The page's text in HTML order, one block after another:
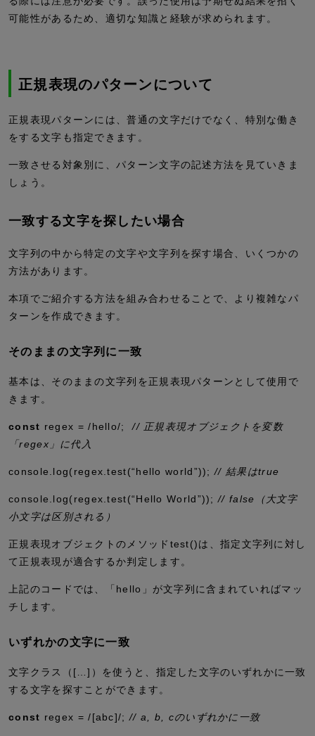
可能性があるため、適切な知識と経験が求められます。
正規表現のパターンについて
正規表現パターンには、普通の文字だけでなく、特別な働き
をする文字も指定できます。
一致させる対象別に、パターン文字の記述方法を見ていきま
しょう。
一致する文字を探したい場合
文字列の中から特定の文字や文字列を探す場合、いくつかの
方法があります。
本項でご紹介する方法を組み合わせることで、より複雑なパ
ターンを作成できます。
そのままの文字列に一致
基本は、そのままの文字列を正規表現パターンとして使用で
きます。
const regex = /hello/;
// 正規表現オブジェクトを変数
「regex」に代入
console.log(regex.test(“hello world”)); // 結果はtrue
console.log(regex.test(“Hello World”)); // false（大文字
小文字は区別される）
正規表現オブジェクトのメソッド test()は、指定文字列に対し
て正規表現が適合するか判定します。
上記のコードでは、「hello」が文字列に含まれていればマッ
チします。
いずれかの文字に一致
文字クラス（ […] ）を使うと、指定した文字のいずれかに一致
する文字を探すことができます。
const regex = /[abc]/; // a, b, cのいずれかに一致